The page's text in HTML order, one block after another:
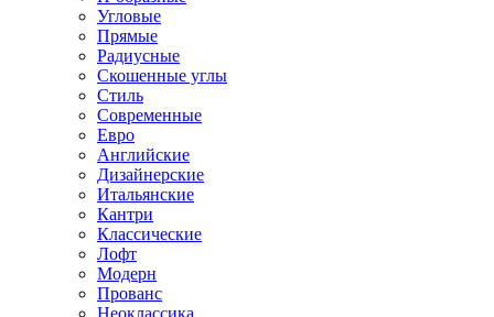
Угловые
Прямые
Радиусные
Скошенные углы
Стиль
Современные
Евро
Английские
Дизайнерские
Итальянские
Кантри
Классические
Лофт
Модерн
Прованс
Неоклассика